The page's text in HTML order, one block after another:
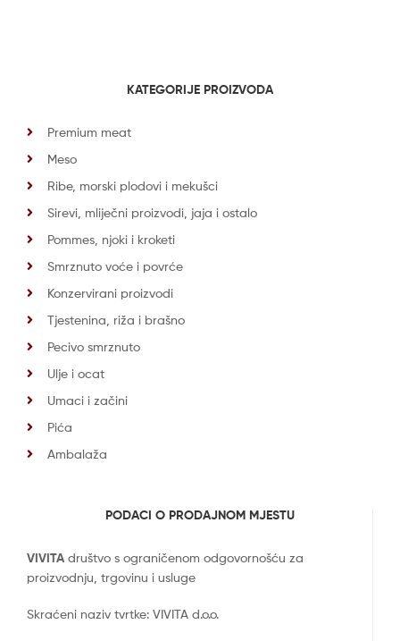
KATEGORIJE PROIZVODA
Premium meat
Meso
Ribe, morski plodovi i mekušci
Sirevi, mliječni proizvodi, jaja i ostalo
Pommes, njoki i kroketi
Smrznuto voće i povrće
Konzervirani proizvodi
Tjestenina, riža i brašno
Pecivo smrznuto
Ulje i ocat
Umaci i začini
Pića
Ambalaža
PODACI O PRODAJNOM MJESTU
VIVITA društvo s ograničenom odgovornošću za
proizvodnju, trgovinu i usluge
Skraćeni naziv tvrtke: VIVITA d.o.o.